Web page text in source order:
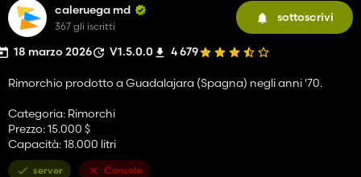
caleruega md
367 gli iscritti
sottoscrivi
18 marzo 2026 V1.5.0.0 4 679
Rimorchio prodotto a Guadalajara (Spagna) negli anni '70.
Categoria: Rimorchi
Prezzo: 15.000 $
Capacità: 18.000 litri
server Console